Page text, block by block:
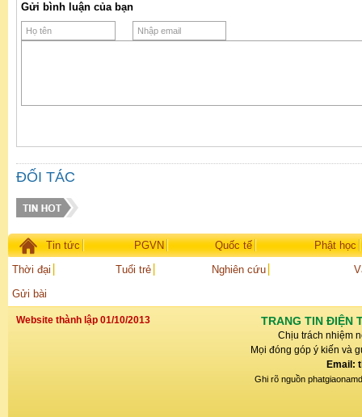
Gửi bình luận của bạn
ĐỐI TÁC
Tin tức PGVN Quốc tế
Phật học
Thời đại
Tuổi trẻ Nghiên cứu
Gửi bài
Website thành lập 01/10/2013 TRANG TIN ĐIỆN
Chịu trách nhiệm
Mọi đóng góp ý kiến và
Email:
Ghi rõ nguồn